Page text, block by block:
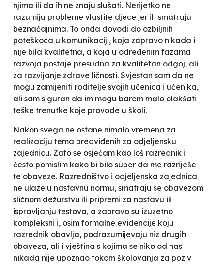
njima ili da ih ne znaju slušati. Nerijetko ne
razumiju probleme vlastite djece jer ih smatraju
beznačajnima. To onda dovodi do ozbiljnih
poteškoća u komunikaciji, koja zapravo nikada i
nije bila kvalitetna, a koja u određenim fazama
razvoja postaje presudna za kvalitetan odgoj, ali i
za razvijanje zdrave ličnosti. Svjestan sam da ne
mogu zamijeniti roditelje svojih učenica i učenika,
ali sam siguran da im mogu barem malo olakšati
teške trenutke koje provode u školi.
Nakon svega ne ostane nimalo vremena za
realizaciju tema predviđenih za odjeljensku
zajednicu. Zato se osjećam kao loš razrednik i
često pomislim kako bi bilo super da me razriješe
te obaveze. Razredništvo i odjeljenska zajednica
ne ulaze u nastavnu normu, smatraju se obavezom
sličnom dežurstvu ili pripremi za nastavu ili
ispravljanju testova, a zapravo su izuzetno
kompleksni i, osim formalne evidencije koju
razrednik obavlja, podrazumijevaju niz drugih
obaveza, ali i vještina s kojima se niko od nas
nikada nije upoznao tokom školovanja za poziv